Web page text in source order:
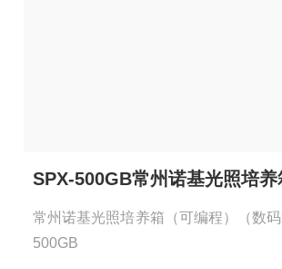
SPX-500GB常州诺基光照培养
常州诺基光照培养箱（可编程）（数
500GB